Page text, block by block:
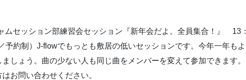
セッション部練習会セッション『新年会だよ。全員集合！』 13：
予約制）J-flowでもっとも敷居の低いセッションです。今年一年もよ
しょう。曲の少ない人も同じ曲をメンバーを変えて参加できます。
お問い合わせください。